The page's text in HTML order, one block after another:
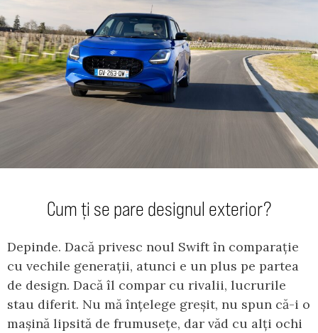
Cum ți se pare designul exterior?
Depinde. Dacă privesc noul Swift în comparație
cu vechile generații, atunci e un plus pe partea
de design. Dacă îl compar cu rivalii, lucrurile
stau diferit. Nu mă înțelege greșit, nu spun că-i o
mașină lipsită de frumusețe, dar văd cu alți ochi